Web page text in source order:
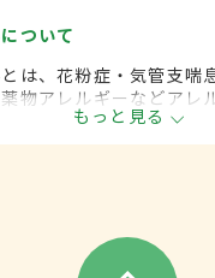
ついて
は、花粉症・気管支喘
物アレルギーなどアレ
もっと見る